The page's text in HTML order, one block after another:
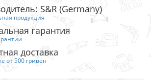
S&R (Germany)
продукция
гарантия
доставка
от 500 гривен